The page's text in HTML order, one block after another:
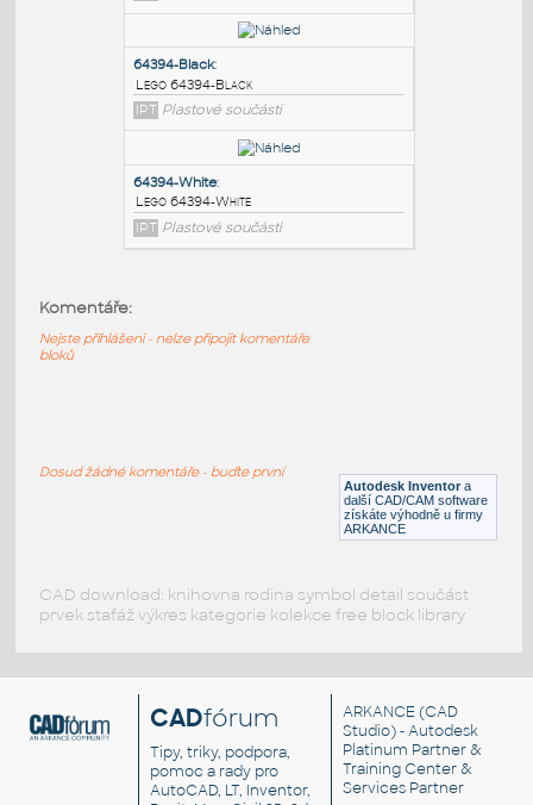
64394-Orange:
Lego 64394-Orange
IPT Plastové součásti
64394-DkBlue:
Lego 64394-DkBlue
IPT Plastové součásti
Lego 64394-Black
Lego 64394-White
Autodesk Inventor a
další CAD/CAM software
získáte výhodně u firmy
ARKANCE
Komentáře:
Nejste přihlášeni - nelze připojit komentáře
bloků
Dosud žádné komentáře - buďte první
CAD download: knihovna rodina symbol detail součást
prvek stafáž výkres kategorie kolekce free block library
CADfórum
Tipy, triky, podpora,
pomoc a rady pro
AutoCAD, LT, Inventor,
ARKANCE (CAD
Studio) - Autodesk
Platinum Partner &
Training Center &
Services Partner